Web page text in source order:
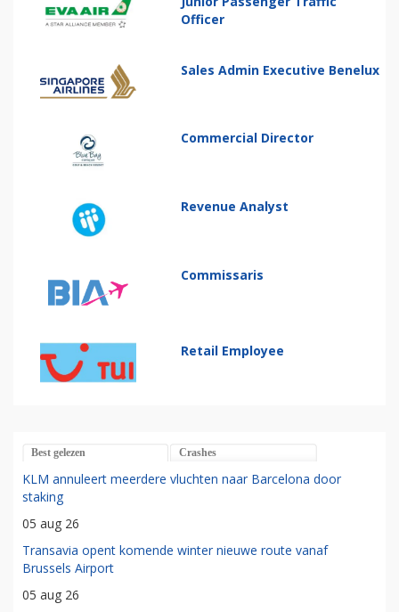
Officer
Sales Admin Executive Benelux
Commercial Director
Revenue Analyst
Commissaris
Retail Employee
Best gelezen Crashes
KLM annuleert meerdere vluchten naar Barcelona door
staking
05 aug 26
Transavia opent komende winter nieuwe route vanaf
Brussels Airport
05 aug 26